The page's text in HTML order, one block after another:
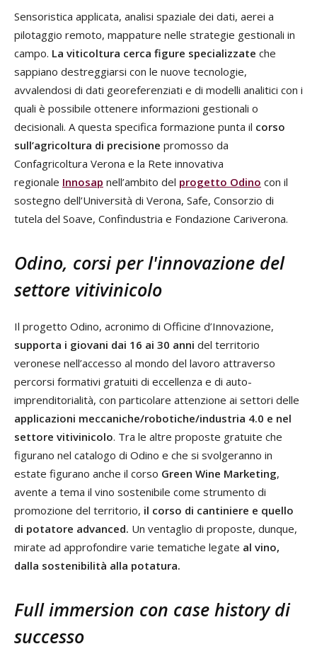
Sensoristica applicata, analisi spaziale dei dati, aerei a
pilotaggio remoto, mappature nelle strategie gestionali in
campo. La viticoltura cerca figure specializzate che
sappiano destreggiarsi con le nuove tecnologie,
avvalendosi di dati georeferenziati e di modelli analitici con i
quali è possibile ottenere informazioni gestionali o
decisionali. A questa specifica formazione punta il corso
sull’agricoltura di precisione promosso da
Confagricoltura Verona e la Rete innovativa
regionale Innosap nell’ambito del progetto Odino con il
sostegno dell’Università di Verona, Safe, Consorzio di
tutela del Soave, Confindustria e Fondazione Cariverona.
Odino, corsi per l'innovazione del
settore vitivinicolo
Il progetto Odino, acronimo di Officine d’Innovazione,
supporta i giovani dai 16 ai 30 anni del territorio
veronese nell’accesso al mondo del lavoro attraverso
percorsi formativi gratuiti di eccellenza e di auto-
imprenditorialità, con particolare attenzione ai settori delle
applicazioni meccaniche/robotiche/industria 4.0 e nel
settore vitivinicolo. Tra le altre proposte gratuite che
figurano nel catalogo di Odino e che si svolgeranno in
estate figurano anche il corso Green Wine Marketing,
avente a tema il vino sostenibile come strumento di
promozione del territorio, il corso di cantiniere e quello
di potatore advanced. Un ventaglio di proposte, dunque,
mirate ad approfondire varie tematiche legate al vino,
dalla sostenibilità alla potatura.
Full immersion con case history di
successo